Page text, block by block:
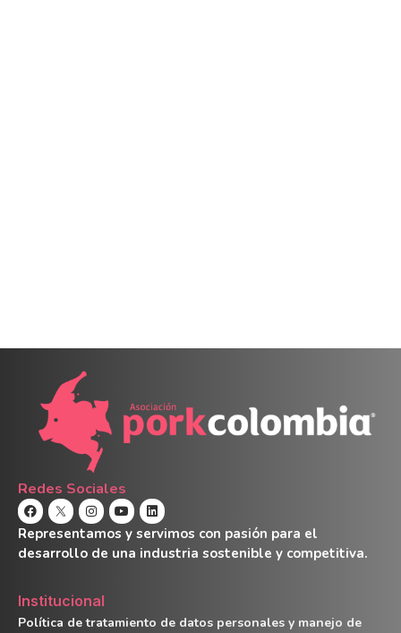
Redes Sociales
Representamos y servimos con pasión para el
desarrollo de una industria sostenible y competitiva.
Institucional
Política de tratamiento de datos personales y manejo de